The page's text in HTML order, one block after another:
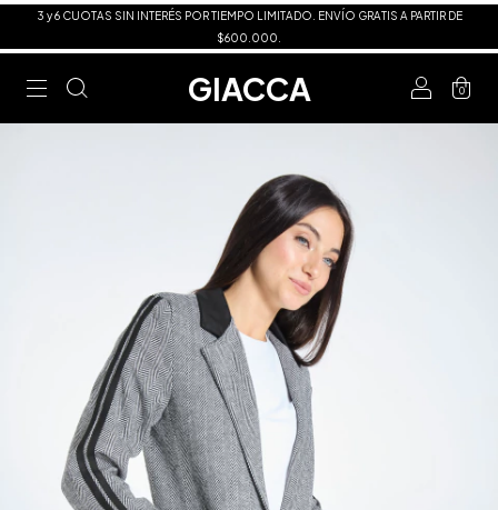
3 y 6 CUOTAS SIN INTERÉS POR TIEMPO LIMITADO. ENVÍO GRATIS A PARTIR DE
$600.000.
GIACCA 0